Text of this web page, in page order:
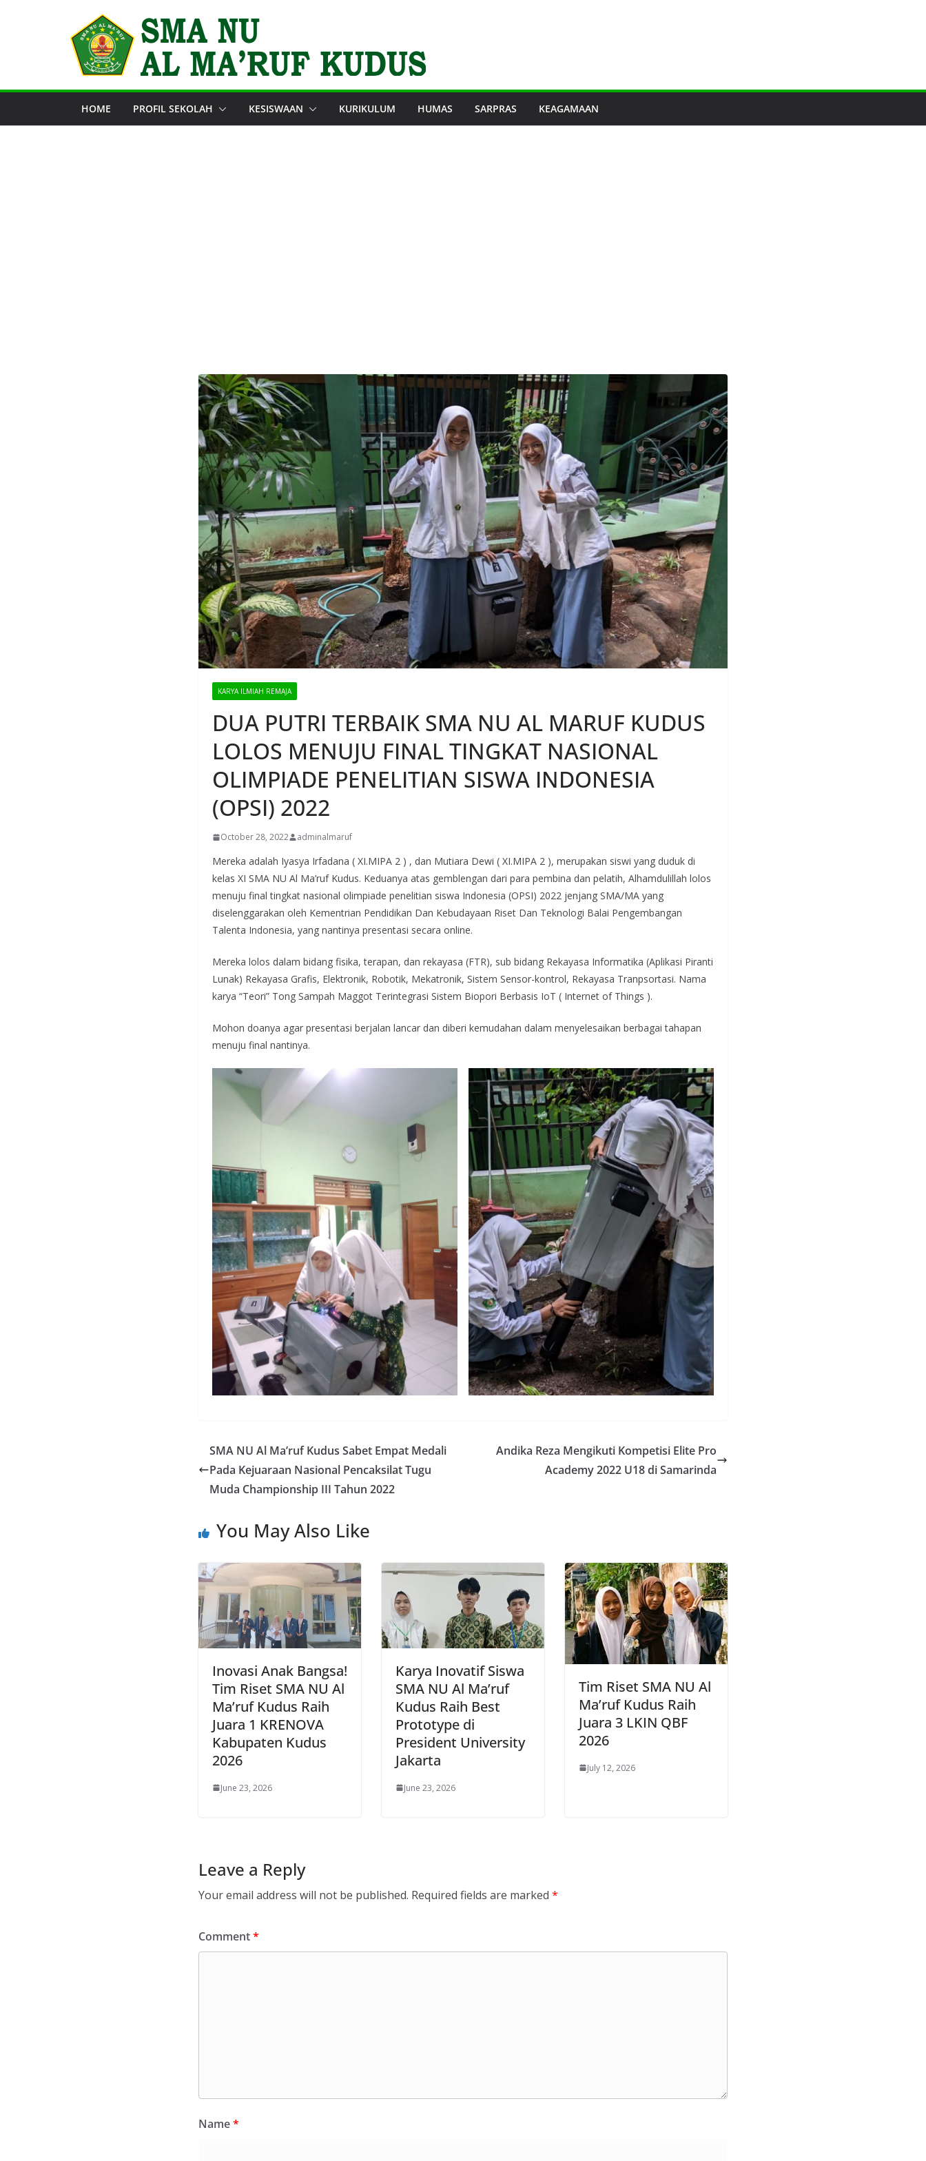
HOME PROFIL SEKOLAH KESISWAAN KURIKULUM HUMAS SARPRAS KEAGAMAAN
KARYA ILMIAH REMAJA
DUA PUTRI TERBAIK SMA NU AL MARUF KUDUS
LOLOS MENUJU FINAL TINGKAT NASIONAL
OLIMPIADE PENELITIAN SISWA INDONESIA
(OPSI) 2022
October 28, 2022 adminalmaruf
Mereka adalah Iyasya Irfadana ( XI.MIPA 2 ) , dan Mutiara Dewi ( XI.MIPA 2 ), merupakan siswi yang duduk di
kelas XI SMA NU Al Ma’ruf Kudus. Keduanya atas gemblengan dari para pembina dan pelatih, Alhamdulillah lolos
menuju final tingkat nasional olimpiade penelitian siswa Indonesia (OPSI) 2022 jenjang SMA/MA yang
diselenggarakan oleh Kementrian Pendidikan Dan Kebudayaan Riset Dan Teknologi Balai Pengembangan
Talenta Indonesia, yang nantinya presentasi secara online.
Mereka lolos dalam bidang fisika, terapan, dan rekayasa (FTR), sub bidang Rekayasa Informatika (Aplikasi Piranti
Lunak) Rekayasa Grafis, Elektronik, Robotik, Mekatronik, Sistem Sensor-kontrol, Rekayasa Tranpsortasi. Nama
karya “Teori” Tong Sampah Maggot Terintegrasi Sistem Biopori Berbasis IoT ( Internet of Things ).
Mohon doanya agar presentasi berjalan lancar dan diberi kemudahan dalam menyelesaikan berbagai tahapan
menuju final nantinya.
SMA NU Al Ma’ruf Kudus Sabet Empat Medali
Pada Kejuaraan Nasional Pencaksilat Tugu
Muda Championship III Tahun 2022
Andika Reza Mengikuti Kompetisi Elite Pro
Academy 2022 U18 di Samarinda
You May Also Like
Inovasi Anak Bangsa!
Tim Riset SMA NU Al
Ma’ruf Kudus Raih
Juara 1 KRENOVA
Kabupaten Kudus
2026
June 23, 2026
Karya Inovatif Siswa
SMA NU Al Ma’ruf
Kudus Raih Best
Prototype di
President University
Jakarta
June 23, 2026
Tim Riset SMA NU Al
Ma’ruf Kudus Raih
Juara 3 LKIN QBF
2026
July 12, 2026
Leave a Reply
Your email address will not be published. Required fields are marked *
Comment*
Name*